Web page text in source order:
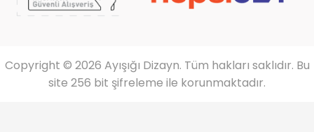
Copyright © 2026 Ayışığı Dizayn. Tüm hakları saklıdır. Bu
site 256 bit şifreleme ile korunmaktadır.